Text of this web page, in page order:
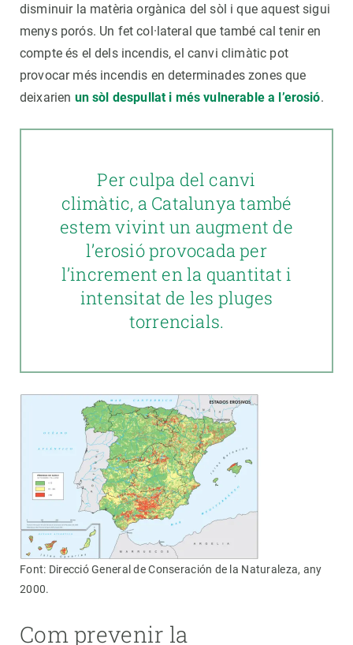
disminuir la matèria orgànica del sòl i que aquest sigui
menys porós. Un fet col·lateral que també cal tenir en
compte és el dels incendis, el canvi climàtic pot
provocar més incendis en determinades zones que
deixarien un sòl despullat i més vulnerable a l’erosió.
Per culpa del canvi
climàtic, a Catalunya també
estem vivint un augment de
l’erosió provocada per
l’increment en la quantitat i
intensitat de les pluges
torrencials.
Font: Direcció General de Conseración de la Naturaleza, any
2000.
Com prevenir la